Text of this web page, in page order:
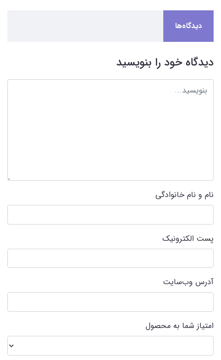
دیدگاه‌ها
دیدگاه خود را بنویسید
نام و نام خانوادگی
پست الکترونیک
آدرس وب‌سایت
امتیاز شما به محصول